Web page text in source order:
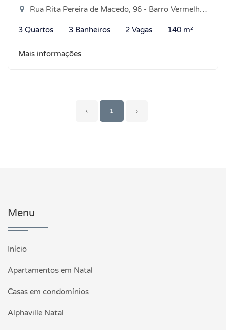
Rua Rita Pereira de Macedo, 96 - Barro Vermelho, Natal-RN
3 Quartos 3 Banheiros 2 Vagas 140 m²
Mais informações
‹ 1 ›
Menu
Início
Apartamentos em Natal
Casas em condomínios
Alphaville Natal